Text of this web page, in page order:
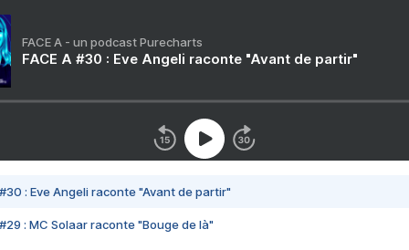
FACE A - un podcast Purecharts
FACE A #30 : Eve Angeli raconte "Avant de partir"
#30 : Eve Angeli raconte "Avant de partir"
#29 : MC Solaar raconte "Bouge de là"